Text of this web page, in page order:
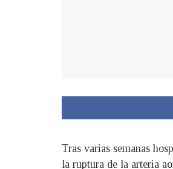
Tras varias semanas
la ruptura de la arteria